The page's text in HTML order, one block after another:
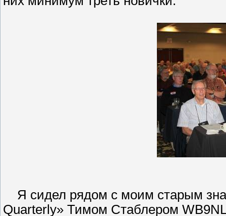
Я сидел рядом с моим старым
Quarterly» Тимом Стаблером